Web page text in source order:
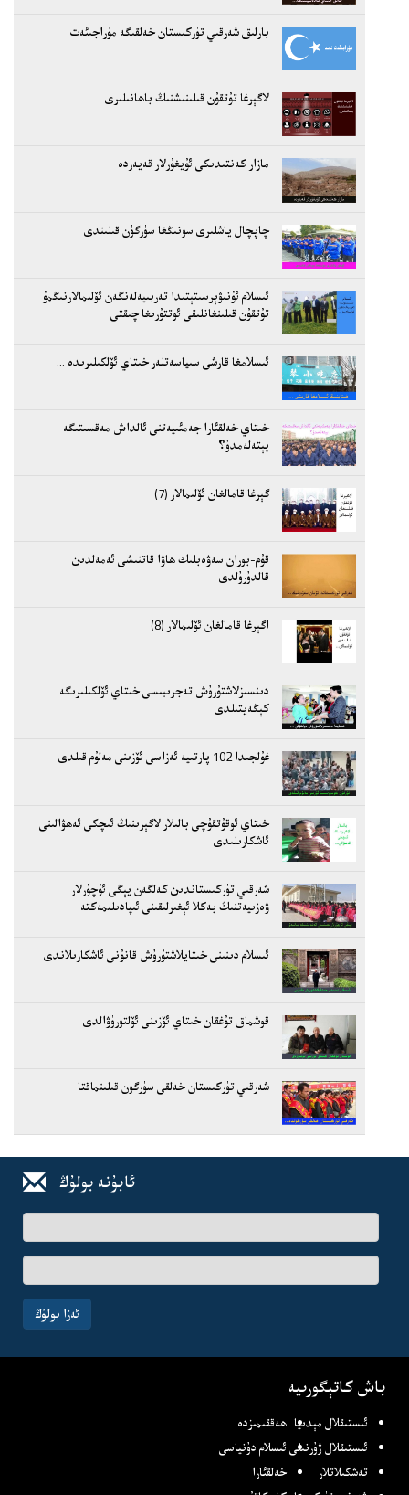
بارلىق شەرقىي تۈركىستان خەلقىگە مۇراجىئەت
لاگېرغا تۇتقۇن قىلىنىشنىڭ باھانىلىرى
مازار كەنتىدىكى ئۇيغۇرلار قەيەردە
چاپچال ياشلىرى سۈنىڭغا سۈرگۈن قىلىندى
ئىسلام ئۇنىۋېرسىتېتىدا تەربىيەلەنگەن ئۆلىمالارنىڭمۇ
تۇتقۇن قىلىنغانلىقى ئوتتۇرىغا چىقتى
ئىسلامغا قارشى سىياسەتلەر خىتاي ئۆلكىلىرىدە ...
خىتاي خەلقئارا جەمئىيەتنى ئالداش مەقسىتىگە
يېتەلەمدۇ؟
گېرغا قامالغان ئۆلىمالار (7)
قۇم-بوران سەۋەبلىك ھاۋا قاتنىشى ئەمەلدىن
قالدۇرۇلدى
اگېرغا قامالغان ئۆلىمالار (8)
دىنسىزلاشتۇرۇش تەجرىبىسى خىتاي ئۆلكىلىرىگە
كېڭەيتىلدى
غۇلجىدا 102 پارتىيە ئەزاسى ئۆزىنى مەلۇم قىلدى
خىتاي ئوقۇتقۇچى بالىلار لاگېرىنىڭ ئىچكى ئەھۋالىنى
ئاشكارىلىدى
شەرقىي تۈركىستاندىن كەلگەن يېڭى ئۇچۇرلار
ۋەزىيەتنىڭ بەكلا ئېغىرلىقىنى ئىپادىلىمەكتە
ئىسلام دىنىنى خىتايلاشتۇرۇش قانۇنى ئاشكارىلاندى
قوشماق تۇغقان خىتاي ئۆزىنى ئۆلتۈرۈۋالدى
شەرقىي تۈركىستان خەلقى سۈرگۈن قىلىنماقتا
ئابۇنە بولۇڭ
ئىسىم-
فامىلىڭىز
ئېلخەت
ئادرىسىڭىز
ئەزا بولۇڭ
باش كاتېگورىيە
ئىستىقلال مېدىيا ھەققىمىزدە
ئىستىقلال ژۇرنىلى ئىسلام دۇنياسى
تەشكىلاتلار
خەلقئارا